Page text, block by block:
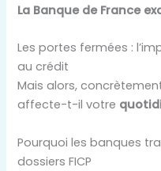
La Banque de France
Les portes fermées :
au crédit
Mais alors,
affecte-t-il votre
Pourquoi les banques
dossiers FICP